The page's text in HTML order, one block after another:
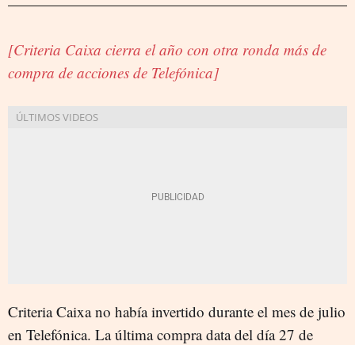
[Criteria Caixa cierra el año con otra ronda más de
compra de acciones de Telefónica]
Criteria Caixa no había invertido durante el mes de julio
en Telefónica. La última compra data del día 27 de